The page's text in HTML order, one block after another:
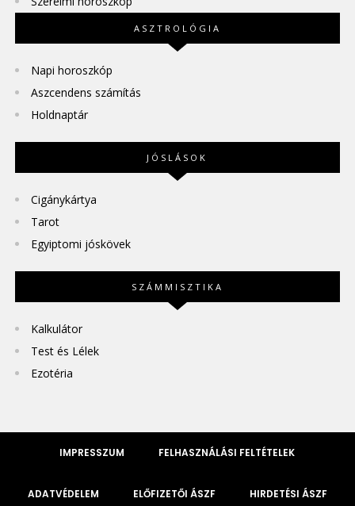
ASZTROLÓGIA
Napi horoszkóp
Aszcendens számítás
Holdnaptár
JÓSLÁSOK
Cigánykártya
Tarot
Egyiptomi jóskövek
SZÁMMISZTIKA
Kalkulátor
Test és Lélek
Ezotéria
IMPRESSZUM FELHASZNÁLÁSI FELTÉTELEK
ADATVÉDELEM ELŐFIZETŐI ÁSZF HIRDETÉSI ÁSZF